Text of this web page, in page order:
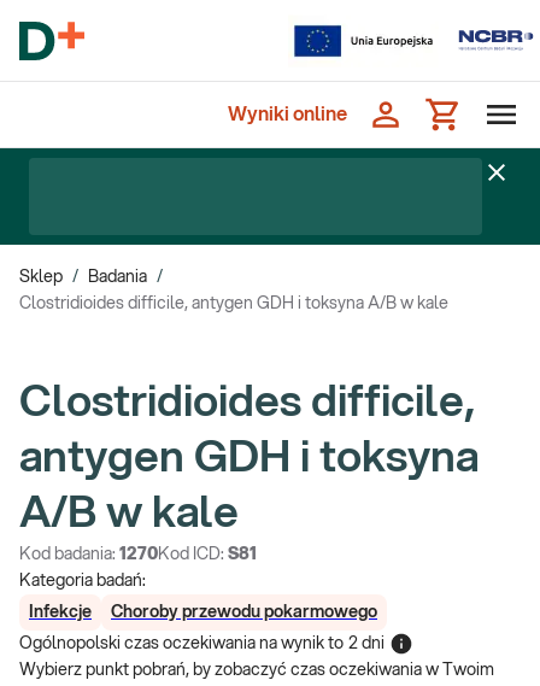
Wyniki online
Sklep / Badania /
Clostridioides difficile, antygen GDH i toksyna A/B w kale
Clostridioides difficile,
antygen GDH i toksyna
A/B w kale
Kod badania: 1270Kod ICD: S81
Kategoria badań:
Infekcje
Choroby przewodu pokarmowego
Ogólnopolski czas oczekiwania na wynik to 2 dni
Wybierz punkt pobrań, by zobaczyć czas oczekiwania w Twoim